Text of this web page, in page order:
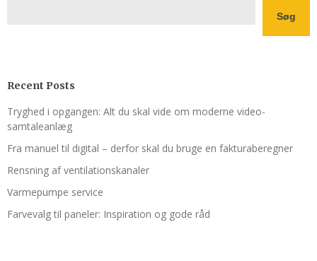
Søg
Recent Posts
Tryghed i opgangen: Alt du skal vide om moderne video-
samtaleanlæg
Fra manuel til digital – derfor skal du bruge en fakturaberegner
Rensning af ventilations­kanaler
Varmepumpe service
Farvevalg til paneler: Inspiration og gode råd